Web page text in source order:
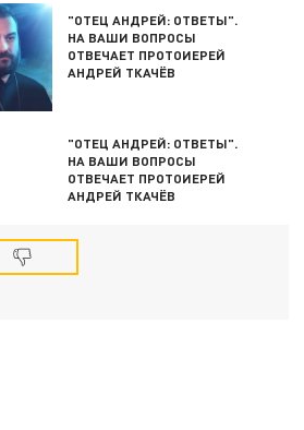
"ОТЕЦ АНДРЕЙ: ОТВЕТЫ".
НА ВАШИ ВОПРОСЫ
ОТВЕЧАЕТ ПРОТОИЕРЕЙ
АНДРЕЙ ТКАЧЁВ
"ОТЕЦ АНДРЕЙ: ОТВЕТЫ".
НА ВАШИ ВОПРОСЫ
ОТВЕЧАЕТ ПРОТОИЕРЕЙ
АНДРЕЙ ТКАЧЁВ